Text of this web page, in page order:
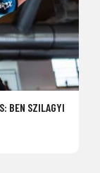
BEN SZILAGYI